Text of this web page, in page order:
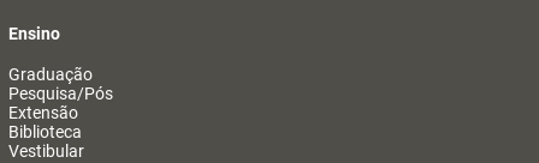
Ensino
Graduação
Pesquisa/Pós
Extensão
Biblioteca
Vestibular